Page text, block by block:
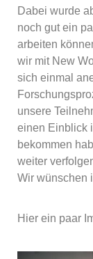
Dabei wurde
noch gut ein
arbeiten
wir mit New
sich einmal
unsere
einen Einblick
bekommen
weiter
Wir wünschen
Hier ein paar